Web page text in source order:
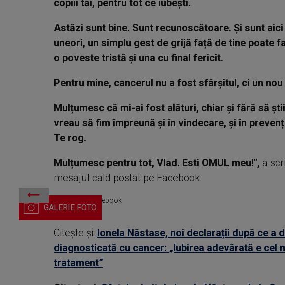
copiii tăi, pentru tot ce iubești.
Astăzi sunt bine. Sunt recunoscătoare. Și sunt
uneori, un simplu gest de grijă față de tine poate
o poveste tristă și una cu final fericit.
Pentru mine, cancerul nu a fost sfârșitul, ci un
Mulțumesc că mi-ai fost alături, chiar și fără să
vreau să fim împreună și în vindecare, și în
Te rog.
Mulțumesc pentru tot, Vlad. Esti OMUL meu!", a
mesajul cald postat pe Facebook.
Ionela Năstase / Foto: Facebook
Citește și: Ionela Năstase, noi declarații după ce a
diagnosticată cu cancer: „Iubirea adevărată e cel
tratament”